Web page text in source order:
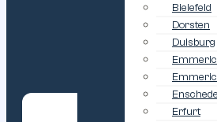
Bielefeld
Dorsten
Duisburg
Enschede
Erfurt